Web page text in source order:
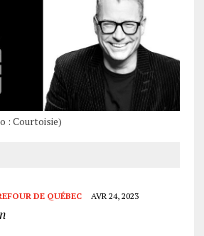
: Courtoisie)
DE QUÉBEC AVR 24, 2023